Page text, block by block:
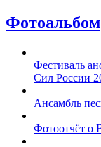
Фотоальбом
Фестиваль
Сил России
Ансамбль
Фотоотчёт о